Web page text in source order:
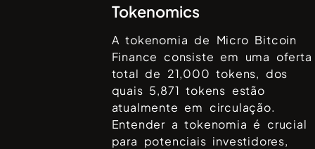
Tokenomics
A tokenomia de Micro Bitcoin
Finance consiste em uma oferta
total de 21,000 tokens, dos
quais 5,871 tokens estão
atualmente em circulação.
Entender a tokenomia é crucial
para potenciais investidores,